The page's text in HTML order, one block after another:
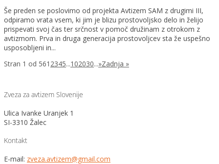
Še preden se poslovimo od projekta Avtizem SAM z drugimi III,
odpiramo vrata vsem, ki jim je blizu prostovoljsko delo in želijo
prispevati svoj čas ter srčnost v pomoč družinam z otrokom z
avtizmom. Prva in druga generacija prostovoljcev sta že uspešno
usposobljeni in...
Stran 1 od 561 2345...102030...»Zadnja »
Zveza za avtizem Slovenije
Ulica Ivanke Uranjek 1
SI-3310 Žalec
Kontakt
E-mail: zveza.avtizem@gmail.com